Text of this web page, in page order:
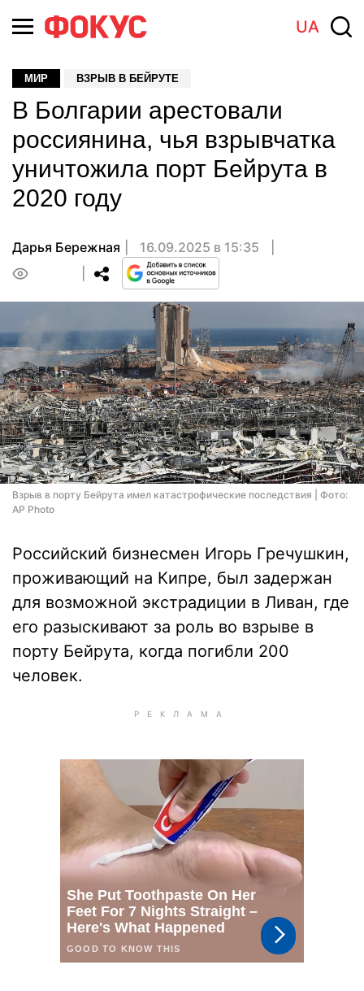
UA
МИР ВЗРЫВ В БЕЙРУТЕ
В Болгарии арестовали
россиянина, чья взрывчатка
уничтожила порт Бейрута в
2020 году
Дарья Бережная
16.09.2025 в 15:35
Взрыв в порту Бейрута имел катастрофические последствия | Фото:
AP Photo
Российский бизнесмен Игорь Гречушкин,
проживающий на Кипре, был задержан
для возможной экстрадиции в Ливан, где
его разыскивают за роль во взрыве в
порту Бейрута, когда погибли 200
человек.